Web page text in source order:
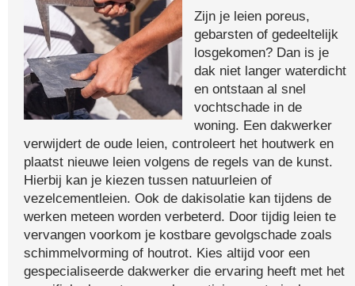
Zijn je leien poreus,
gebarsten of gedeeltelijk
losgekomen? Dan is je
dak niet langer waterdicht
en ontstaan al snel
vochtschade in de
woning. Een dakwerker
verwijdert de oude leien, controleert het houtwerk en
plaatst nieuwe leien volgens de regels van de kunst.
Hierbij kan je kiezen tussen natuurleien of
vezelcementleien. Ook de dakisolatie kan tijdens de
werken meteen worden verbeterd. Door tijdig leien te
vervangen voorkom je kostbare gevolgschade zoals
schimmelvorming of houtrot. Kies altijd voor een
gespecialiseerde dakwerker die ervaring heeft met het